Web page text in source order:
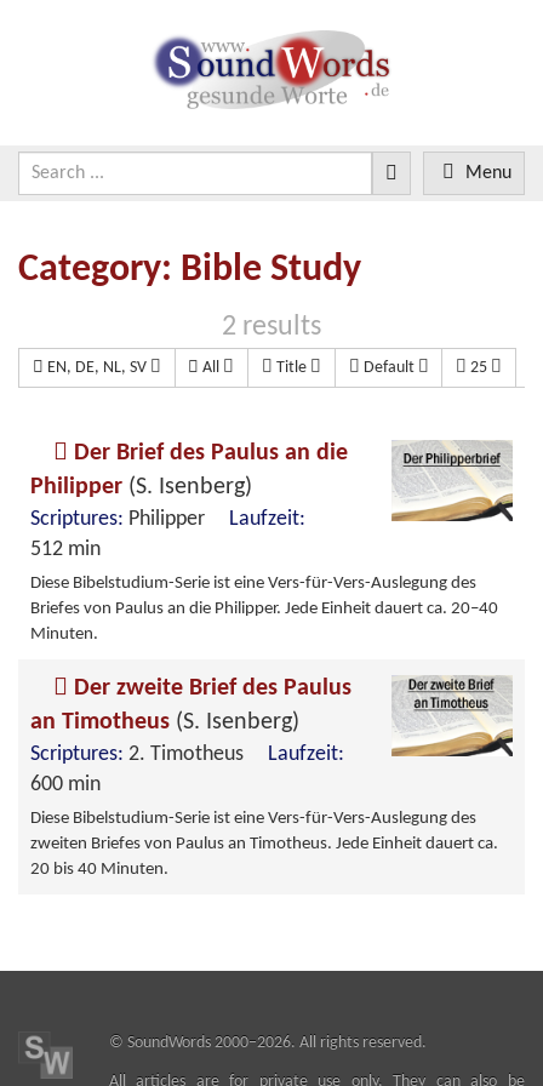
Menu
Category: Bible Study
2 results
EN, DE, NL, SV All Title Default 25
Der Brief des Paulus an die
Philipper (S. Isenberg)
Scriptures: Philipper Laufzeit:
512 min
Diese Bibelstudium-Serie ist eine Vers-für-Vers-Auslegung des
Briefes von Paulus an die Philipper. Jede Einheit dauert ca. 20–40
Minuten.
Der zweite Brief des Paulus
an Timotheus (S. Isenberg)
Scriptures: 2. Timotheus Laufzeit:
600 min
Diese Bibelstudium-Serie ist eine Vers-für-Vers-Auslegung des
zweiten Briefes von Paulus an Timotheus. Jede Einheit dauert ca.
20 bis 40 Minuten.
© SoundWords2000–2026. All rights reserved.
All articles are for private use only. They can also be